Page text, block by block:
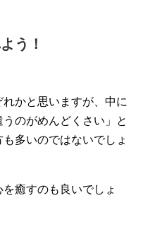
う！
かと思いますが、中に
のがめんどくさい」と
多いのではないでしょ
癒すのも良いでしょ